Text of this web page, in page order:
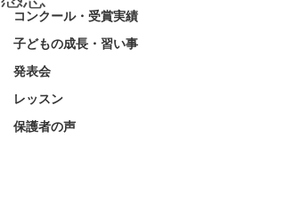
コンクール・受賞実績
子どもの成長・習い事
発表会
レッスン
保護者の声